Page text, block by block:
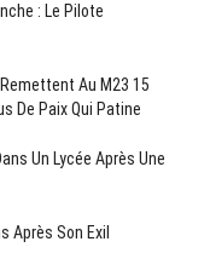
: Le Pilote
Au M23 15
De Paix Qui Patine
Un Lycée Après Une
Après Son Exil